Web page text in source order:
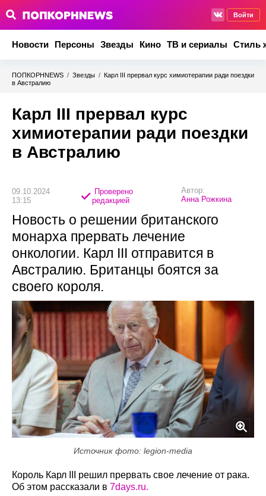
Войти
Новости Персоны Звезды Кино ТВ и сериалы Стиль
ПОПКОРНNEWS / Звезды / Карл III прервал курс химиотерапии ради поездки
в Австралию
Карл III прервал курс
химиотерапии ради поездки
в Австралию
09.10.2024
13:15
Проверено
редакцией
Автор:
Анна Рожкина
Новость о решении британского
монарха прервать лечение
онкологии. Карл III отправится в
Австралию. Британцы боятся за
своего короля.
Источник фото: legion-media
Король Карл III решил прервать свое лечение от рака.
Об этом рассказали в 7days.ru.